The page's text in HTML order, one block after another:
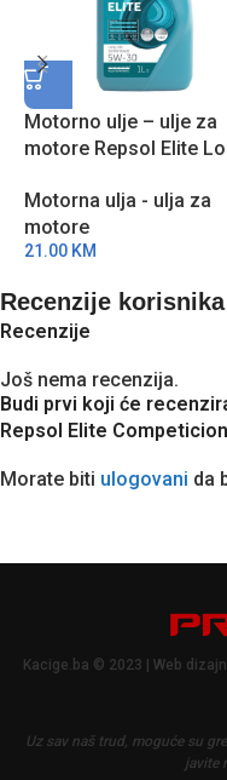
Motorno ulje – ulje za
motore Repsol Elite
RPP0057IHA
Motorna ulja - ulja za
motore
21.00 KM
Recenzije korisnika
Recenzije
Još nema recenzija.
Budi prvi koji će
Repsol Elite Competicion
Morate biti ulogovani da
Kacige.ba © 2023 | Web
Uz sav naš trud, moguće su
javite